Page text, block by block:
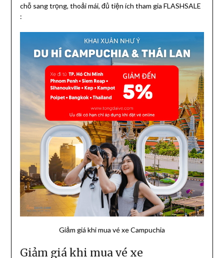
chỗ sang trọng, thoải mái, đủ tiện ích tham gia FLASHSALE
:
Giảm giá khi mua vé xe Campuchia
Giảm giá khi mua vé xe